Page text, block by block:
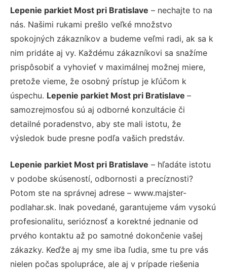
Lepenie parkiet Most pri Bratislave – nechajte to na
nás. Našimi rukami prešlo veľké množstvo
spokojných zákazníkov a budeme veľmi radi, ak sa k
nim pridáte aj vy. Každému zákazníkovi sa snažíme
prispôsobiť a vyhovieť v maximálnej možnej miere,
pretože vieme, že osobný prístup je kľúčom k
úspechu. Lepenie parkiet Most pri Bratislave –
samozrejmosťou sú aj odborné konzultácie či
detailné poradenstvo, aby ste mali istotu, že
výsledok bude presne podľa vašich predstáv.
Lepenie parkiet Most pri Bratislave – hľadáte istotu
v podobe skúseností, odbornosti a precíznosti?
Potom ste na správnej adrese – www.majster-
podlahar.sk. Inak povedané, garantujeme vám vysokú
profesionalitu, serióznosť a korektné jednanie od
prvého kontaktu až po samotné dokončenie vašej
zákazky. Keďže aj my sme iba ľudia, sme tu pre vás
nielen počas spolupráce, ale aj v prípade riešenia